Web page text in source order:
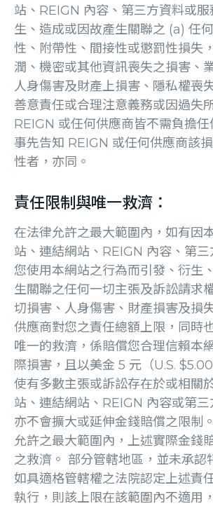
站、REIGN 內容、第三方資料或
生、造成或因故產生關聯之 (a) 任
性、附帶性、間接性或懲罰性損失
潤、機密或其他資訊喪失之損害、
人身傷害及財產上損害、隱私權喪
善意責任或合理注意義務或因過失
REIGN 或任何供應商皆不需負擔
事先告知 REIGN 或任何供應商該
性者，亦同。
責任限制與唯一救濟：
在法律允許之最大範圍內，如有因
站、連結網站、REIGN 內容、第
您使用本網站之行為而引發、衍生
生關聯之任何一切主張及訴訟請求
切損害、人身傷害、財產損害及損
供應商對您之責任總額上限，同時
唯一的救濟，係賠償您合理信賴本
際損害，且以美金 5 元（U.S.
使有多數主張或訴訟存在於或相關
站、連結網站、REIGN 內容或第三
亦不會擴大或延伸金錢賠償之限制
允許之最大範圍內，上述實際金錢
之救濟。 部分管轄地區，並未承認
如具適格管轄權之法院認定上述責
執行，則該上限在該範圍內不適用